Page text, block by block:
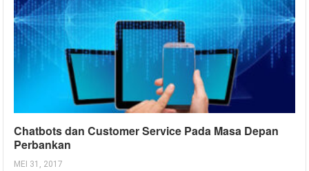
Chatbots dan Customer Service Pada Masa Depan
Perbankan
MEI 31, 2017